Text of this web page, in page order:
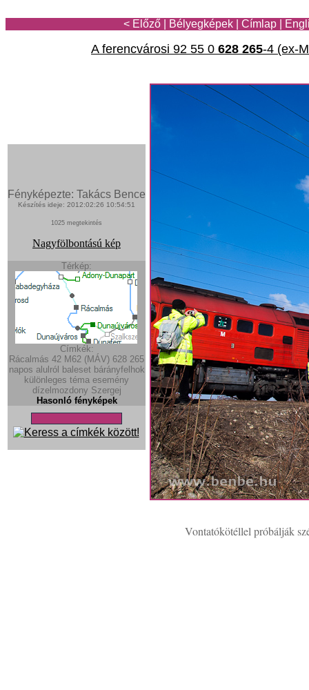
< Előző Bélyegképek Címlap
A ferencvárosi 92 55 0 628 265-4 (ex-
Fényképezte: Takács Bence
Készítés ideje: 2012:02:26 10:54:51
1025 megtekintés
Nagyfölbontású kép
Térkép:
Címkék:
Rácalmás 42 M62 (MÁV) 628 265
napos alulról baleset bárányfelhok
különleges téma esemény
dízelmozdony Szergej
Hasonló fényképek
Vontatókötéllel próbálják